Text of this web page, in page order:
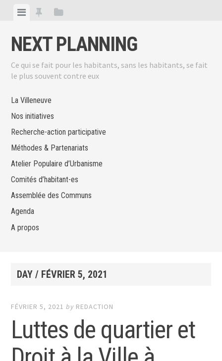
content
ViewView
posts
View
NEXT PLANNING
Ce qui se fait pour les habitants, sans les habitants, se fait
le plus souvent contre eux
La Villeneuve
Nos initiatives
Recherche-action participative
Méthodes & Partenariats
Atelier Populaire d’Urbanisme
Comités d’habitant-es
Assemblée des Communs
Agenda
A propos
DAY / FÉVRIER 5, 2021
FÉVRIER 5, 2021 by REDACTION
Luttes de quartier et